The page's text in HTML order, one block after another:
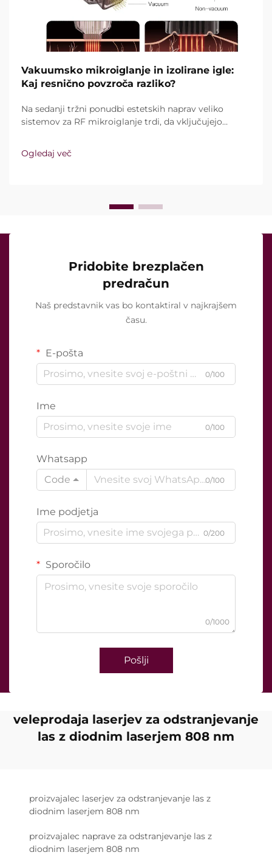
Vakuumsko mikroiglanje in izolirane igle:
Kaj resnično povzroča razliko?
Na sedanji tržni ponudbi estetskih naprav veliko
sistemov za RF mikroiglanje trdi, da vključujejo
vprašanje pa ni le, ali te funkcije sploh obstajajo,
temveč kako natančno delujejo med kliničnim
Ogledaj več
Pridobite brezplačen
predračun
Naš predstavnik vas bo kontaktiral v najkrajšem
času.
E-pošta
0/100
Ime
0/100
Whatsapp
Code
0/100
Ime podjetja
0/200
Sporočilo
0/1000
Pošlji
veleprodaja laserjev za odstranjevanje
las z diodnim laserjem 808 nm
proizvajalec laserjev za odstranjevanje las z
diodnim laserjem 808 nm
proizvajalec naprave za odstranjevanje las z
diodnim laserjem 808 nm